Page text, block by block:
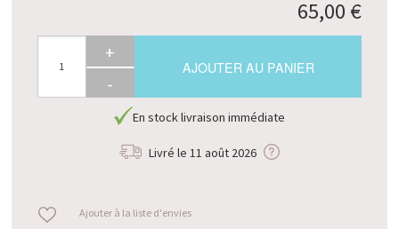
65,00 €
+
-
AJOUTER AU PANIER
En stock livraison immédiate
Livré le 11 août 2026
Ajouter à la liste d'envies